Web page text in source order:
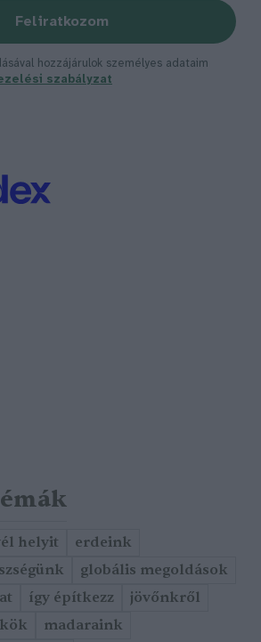
Feliratkozom
hozzájárulok személyes adataim
szabályzat
helyit
erdeink
globális megoldások
így építkezz
jövőnkről
madaraink